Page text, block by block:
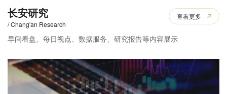
长安研究
/ Chang'an Research
早间看盘、每日视点、数据服务、研究报告等内容展示
查看更多